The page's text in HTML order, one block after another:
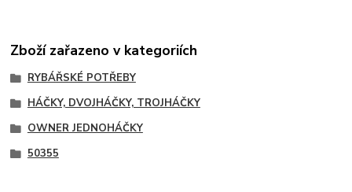
Zboží zařazeno v kategoriích
RYBÁŘSKÉ POTŘEBY
HÁČKY, DVOJHÁČKY, TROJHÁČKY
OWNER JEDNOHÁČKY
50355